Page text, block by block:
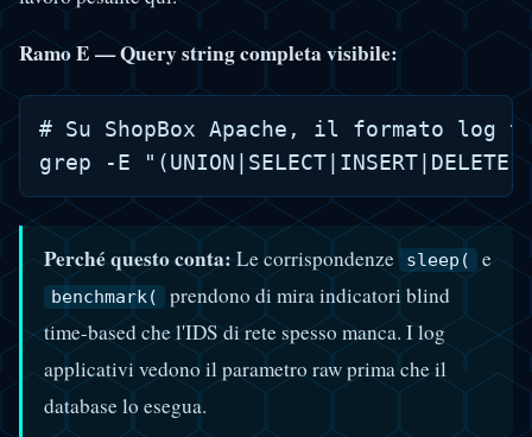
Ramo E — Query string completa visibile:
# Su ShopBox Apache, il formato
Perché questo conta:Le corrispondenze sleep( e
benchmark(
prendono di mira indicatori blind
time-based che l'IDS di rete spesso manca. I log
applicativi vedono il parametro raw prima che il
database lo esegua.